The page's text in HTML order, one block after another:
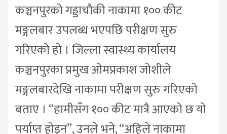
कञ्चनपुरको गड्डाचौकी नाकामा १०० कीट
मङ्गलबार उपलब्ध भएपछि परीक्षण सुरु
गरिएको हो । जिल्ला स्वास्थ्य कार्यालय
कञ्चनपुरका प्रमुख ओमप्रकाश जोशीले
मङ्गलबारदेखि नाकामा परीक्षण सुरु गरिएको
बताए । “हामीसँग १०० कीट मात्रै आएको छ यो
पर्याप्त होइन”, उनले भने, “अहिले नाकामा